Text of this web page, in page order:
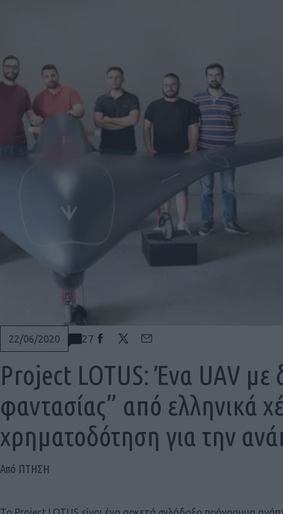
22/06/2020 27
Project LOTUS: Ένα UAV με
φαντασίας” από ελληνικά
χρηματοδότηση για την
Από ΠΤΗΣΗ